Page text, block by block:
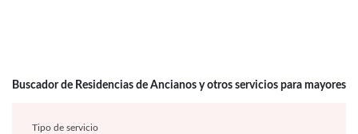
Buscador de Residencias de Ancianos y otros servicios para mayores
Tipo de servicio